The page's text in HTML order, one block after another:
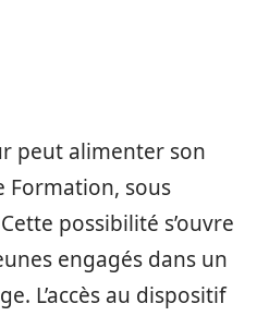
peut alimenter son
Formation, sous
possibilité s’ouvre
engagés dans un
L’accès au dispositif